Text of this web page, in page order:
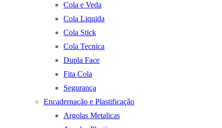
Cola e Veda
Cola Liquida
Cola Stick
Cola Tecnica
Dupla Face
Fita Cola
Segurança
Encadernação e Plastificação
Argolas Metalicas